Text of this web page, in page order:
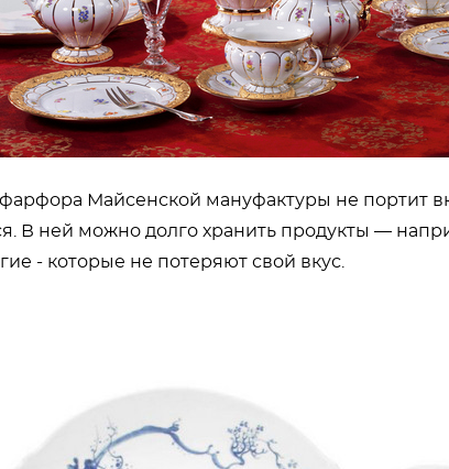
Майсенской мануфактуры не портит
В ней можно долго хранить продукты —
- которые не потеряют свой вкус.